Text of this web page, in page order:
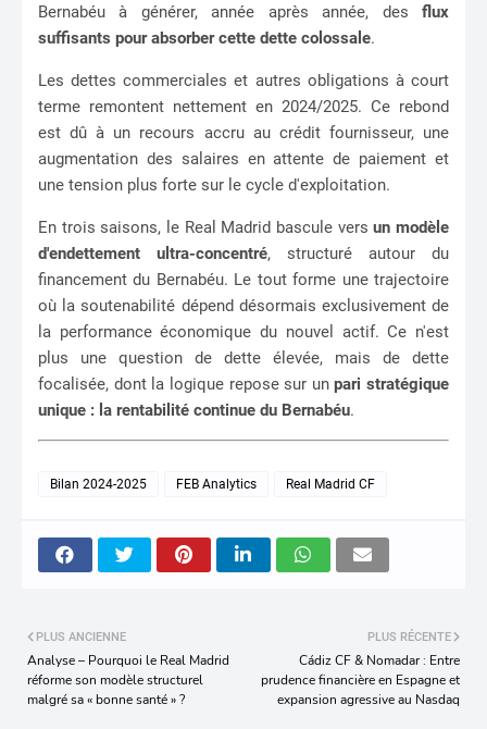
Bernabéu à générer, année après année, des flux
suffisants pour absorber cette dette colossale.
Les dettes commerciales et autres obligations à court
terme remontent nettement en 2024/2025. Ce rebond
est dû à un recours accru au crédit fournisseur, une
augmentation des salaires en attente de paiement et
une tension plus forte sur le cycle d'exploitation.
En trois saisons, le Real Madrid bascule versun modèle
d'endettement ultra-concentré, structuré autour du
financement du Bernabéu. Le tout forme une trajectoire
où la soutenabilité dépend désormais exclusivement de
la performance économique du nouvel actif. Ce n'est
plus une question de dette élevée, mais de dette
focalisée, dont la logique repose sur unpari stratégique
unique : la rentabilité continue du Bernabéu.
Bilan 2024-2025 FEB Analytics Real Madrid CF
PLUS RÉCENTE
Cádiz CF & Nomadar : Entre
prudence financière en Espagne et
expansion agressive au Nasdaq
PLUS ANCIENNE
Analyse – Pourquoi le Real Madrid
réforme son modèle structurel
malgré sa « bonne santé » ?